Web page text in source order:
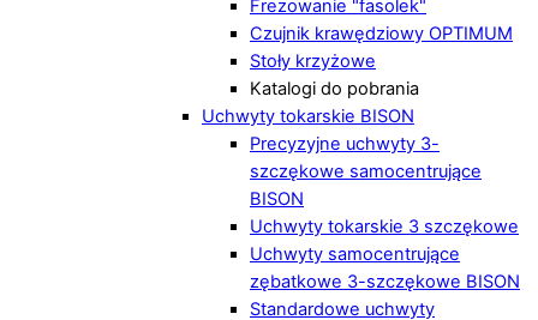
Frezowanie "fasolek"
Czujnik krawędziowy OPTIMUM
Stoły krzyżowe
Katalogi do pobrania
Uchwyty tokarskie BISON
Precyzyjne uchwyty 3-
szczękowe samocentrujące
BISON
Uchwyty tokarskie 3 szczękowe
Uchwyty samocentrujące
zębatkowe 3-szczękowe BISON
Standardowe uchwyty